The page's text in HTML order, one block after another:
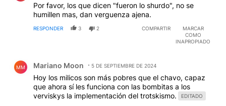
Por favor, los que dicen "fueron lo shurdo", no se
humillen mas, dan verguenza ajena.
RESPONDER 3 2 COMPARTIR
MARCAR
COMO
INAPROPIADO
MM Mariano Moon 5 DE SEPTIEMBRE DE 2024
Hoy los milicos son más pobres que el chavo, capaz
que ahora sí les funciona con las bombitas a los
verviskys la implementación del trotskismo.
EDITADO